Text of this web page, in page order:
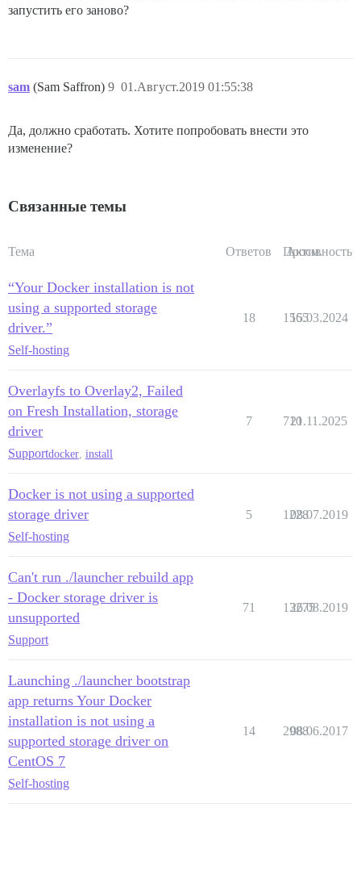
запустить его заново?
sam (Sam Saffron) 01.Август.2019 01:55:38
9
Да, должно сработать. Хотите попробовать внести это
изменение?
Связанные темы
Тема Ответов Просм.
Активность
“Your Docker installation is not
using a supported storage
driver.”
Self-hosting
18 1565
15.03.2024
Overlayfs to Overlay2, Failed
on Fresh Installation, storage
driver
Supportdocker install
7 710
21.11.2025
Docker is not using a supported
storage driver
Self-hosting
5 1228
08.07.2019
Can't run ./launcher rebuild app
- Docker storage driver is
unsupported
Support
71 13275
26.08.2019
Launching ./launcher bootstrap
app returns Your Docker
installation is not using a
supported storage driver on
CentOS 7
Self-hosting
14 2988
08.06.2017